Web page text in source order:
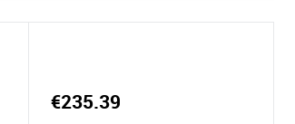
€235.39